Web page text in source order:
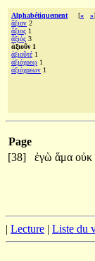
Alphabétiquement [« »]
ἄξιον 2
ἄξιος 1
ἄξιός 3
ἀξιοῦν 1
ἀξιοῦτέ 1
ἀξιόχρεῳ 1
ἀξιόχρεων 1
Page
[38]
ἐγὼ ἅμα οὐκ
| Lecture | Liste du